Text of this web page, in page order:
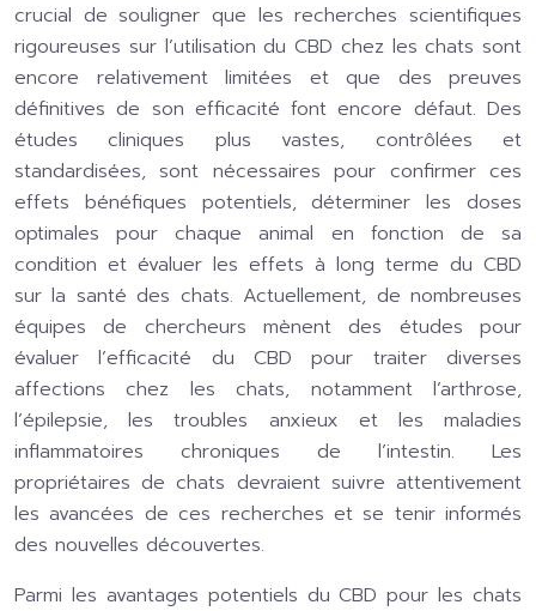
crucial de souligner que les recherches scientifiques
rigoureuses sur l’utilisation du CBD chez les chats sont
encore relativement limitées et que des preuves
définitives de son efficacité font encore défaut. Des
études cliniques plus vastes, contrôlées et
standardisées, sont nécessaires pour confirmer ces
effets bénéfiques potentiels, déterminer les doses
optimales pour chaque animal en fonction de sa
condition et évaluer les effets à long terme du CBD
sur la santé des chats. Actuellement, de nombreuses
équipes de chercheurs mènent des études pour
évaluer l’efficacité du CBD pour traiter diverses
affections chez les chats, notamment l’arthrose,
l’épilepsie, les troubles anxieux et les maladies
inflammatoires chroniques de l’intestin. Les
propriétaires de chats devraient suivre attentivement
les avancées de ces recherches et se tenir informés
des nouvelles découvertes.
Parmi les avantages potentiels du CBD pour les chats